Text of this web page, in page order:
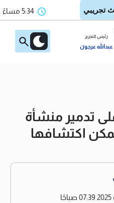
5:34 مساءً
رئيس التحرير
عبدالله عرجون
تدمير منشأة
اكتشافها